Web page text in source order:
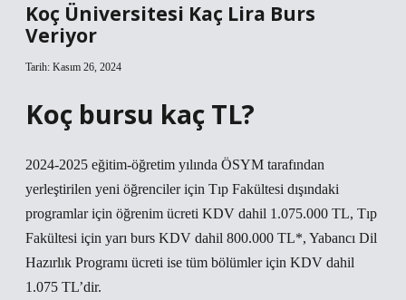
Koç Üniversitesi Kaç Lira Burs
Veriyor
Tarih: Kasım 26, 2024
Koç bursu kaç TL?
2024-2025 eğitim-öğretim yılında ÖSYM tarafından
yerleştirilen yeni öğrenciler için Tıp Fakültesi dışındaki
programlar için öğrenim ücreti KDV dahil 1.075.000 TL, Tıp
Fakültesi için yarı burs KDV dahil 800.000 TL*, Yabancı Dil
Hazırlık Programı ücreti ise tüm bölümler için KDV dahil
1.075 TL’dir.